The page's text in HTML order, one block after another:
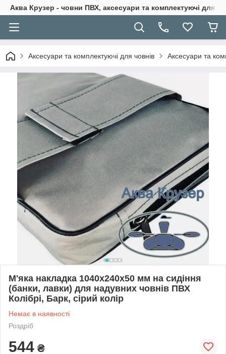
Аква Крузер - човни ПВХ, аксесуари та комплектуючі для
Аксесуари та комплектуючі для човнів Аксесуари та
М'яка накладка 1040х240х50 мм на сидіння
(банки, лавки) для надувних човнів ПВХ
Колібрі, Барк, сірий колір
Немає в наявності
Роздріб
544 ₴